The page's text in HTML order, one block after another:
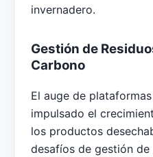
invernadero.
Gestión de
Carbono
El auge de
impulsado el
los productos
desafíos de gestión